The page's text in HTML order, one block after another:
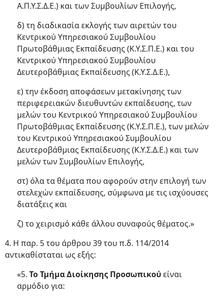
Α.Π.Υ.Σ.Δ.Ε.) και των Συμβουλίων Επιλογής,
δ) τη διαδικασία εκλογής των αιρετών του
Κεντρικού Υπηρεσιακού Συμβουλίου
Πρωτοβάθμιας Εκπαίδευσης (Κ.Υ.Σ.Π.Ε.) και του
Κεντρικού Υπηρεσιακού Συμβουλίου
Δευτεροβάθμιας Εκπαίδευσης (Κ.Υ.Σ.Δ.Ε.),
ε) την έκδοση αποφάσεων μετακίνησης των
περιφερειακών διευθυντών εκπαίδευσης, των
μελών του Κεντρικού Υπηρεσιακού Συμβουλίου
Πρωτοβάθμιας Εκπαίδευσης (Κ.Υ.Σ.Π.Ε.), των μελών
του Κεντρικού Υπηρεσιακού Συμβουλίου
Δευτεροβάθμιας Εκπαίδευσης (Κ.Υ.Σ.Δ.Ε.) και των
μελών των Συμβουλίων Επιλογής,
στ) όλα τα θέματα που αφορούν στην επιλογή των
στελεχών εκπαίδευσης, σύμφωνα με τις ισχύουσες
διατάξεις και
ζ) το χειρισμό κάθε άλλου συναφούς θέματος.»
4. Η παρ. 5 του άρθρου 39 του π.δ. 114/2014
αντικαθίσταται ως εξής:
«5. Το Τμήμα Διοίκησης Προσωπικούείναι
αρμόδιο για: